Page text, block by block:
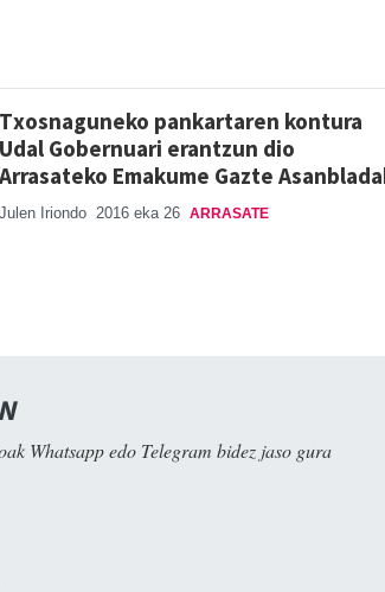
Txosnaguneko pankartaren kontura
Udal Gobernuari erantzun dio
Arrasateko Emakume Gazte
Julen Iriondo 2016 eka 26 ARRASATE
Whatsapp edo Telegram bidez jaso gura